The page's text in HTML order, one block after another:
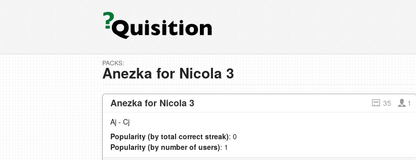
PACKS:
Anezka for Nicola 3
Anezka for Nicola 3 35
1
Aj - Cj
Popularity (by total correct streak): 0
Popularity (by number of users): 1